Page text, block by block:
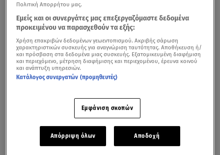
Πολιτική Απορρήτου μας.
Εμείς και οι συνεργάτες μας επεξεργαζόμαστε δεδομένα
προκειμένου να παρασχεθούν τα εξής:
Χρήση επακριβών δεδομένων γεωεντοπισμού. Ακριβής σάρωση
χαρακτηριστικών συσκευής για αναγνώριση ταυτότητας. Αποθήκευση ή/
και πρόσβαση στα δεδομένα μιας συσκευής. Εξατομικευμένη διαφήμιση
και περιεχόμενο, μέτρηση διαφήμισης και περιεχομένου, έρευνα κοινού
και ανάπτυξη υπηρεσιών.
Κατάλογος συνεργατών (προμηθευτές)
Εμφάνιση σκοπών
Απόρριψη όλων Αποδοχή